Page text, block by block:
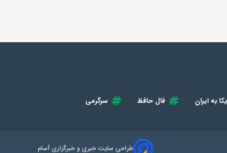
به ایران فال حافظ
سرگرمی
طراحی سایت خبری و خبرگزاری آسام